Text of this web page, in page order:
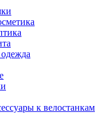
к велостанкам